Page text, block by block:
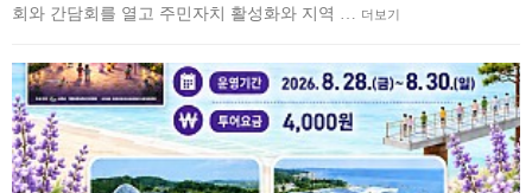
회와 간담회를 열고 주민자치 활성화와 지역 …
더보기